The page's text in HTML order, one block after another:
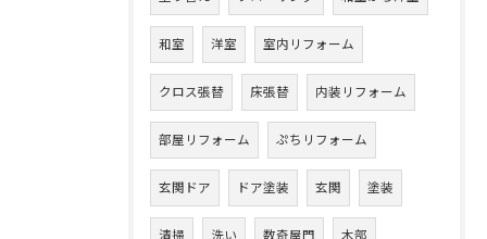
和室 洋室 室内リフォーム
クロス張替 床張替 内装リフォーム
部屋リフォーム ぷちリフォーム
玄関ドア ドア塗装 玄関 塗装
清掃 洗い 数奇屋門 木部